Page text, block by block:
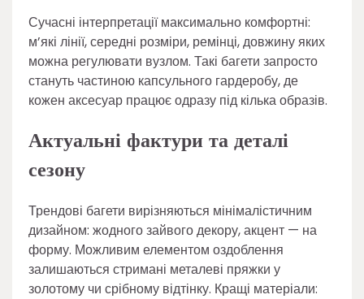
Сучасні інтерпретації максимально комфортні:
м’які лінії, середні розміри, ремінці, довжину яких
можна регулювати вузлом. Такі багети запросто
стануть частиною капсульного гардеробу, де
кожен аксесуар працює одразу під кілька образів.
Актуальні фактури та деталі
сезону
Трендові багети вирізняються мінімалістичним
дизайном: жодного зайвого декору, акцент — на
форму. Можливим елементом оздоблення
залишаються стримані металеві пряжки у
золотому чи срібному відтінку. Кращі матеріали: